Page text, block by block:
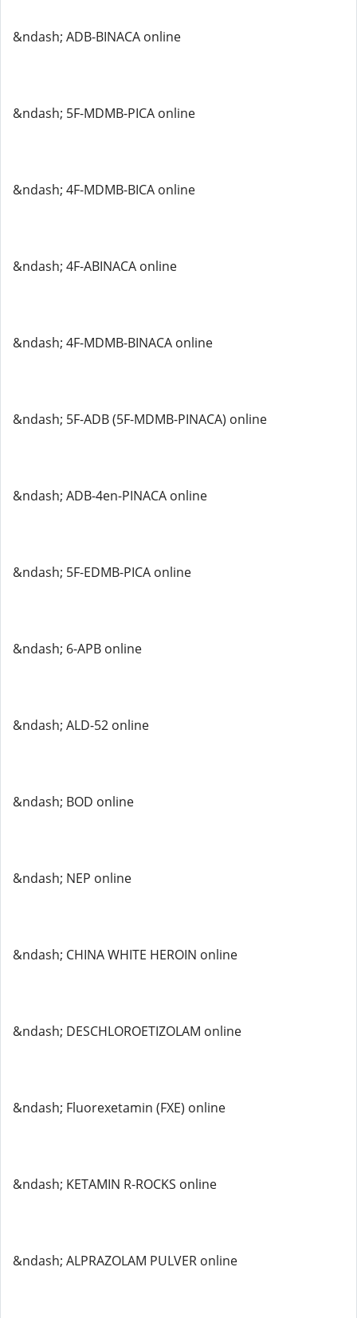
&ndash; ADB-BINACA online
&ndash; 5F-MDMB-PICA online
&ndash; 4F-MDMB-BICA online
&ndash; 4F-ABINACA online
&ndash; 4F-MDMB-BINACA online
&ndash; 5F-ADB (5F-MDMB-PINACA) online
&ndash; ADB-4en-PINACA online
&ndash; 5F-EDMB-PICA online
&ndash; 6-APB online
&ndash; ALD-52 online
&ndash; BOD online
&ndash; NEP online
&ndash; CHINA WHITE HEROIN online
&ndash; DESCHLOROETIZOLAM online
&ndash; Fluorexetamin (FXE) online
&ndash; KETAMIN R-ROCKS online
&ndash; ALPRAZOLAM PULVER online